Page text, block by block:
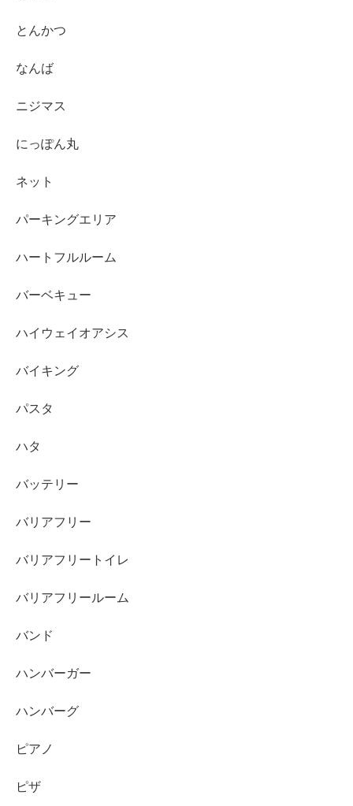
とんかつ
なんば
ニジマス
にっぽん丸
ネット
パーキングエリア
ハートフルルーム
バーベキュー
ハイウェイオアシス
バイキング
パスタ
ハタ
バッテリー
バリアフリー
バリアフリートイレ
バリアフリールーム
バンド
ハンバーガー
ハンバーグ
ピアノ
ピザ